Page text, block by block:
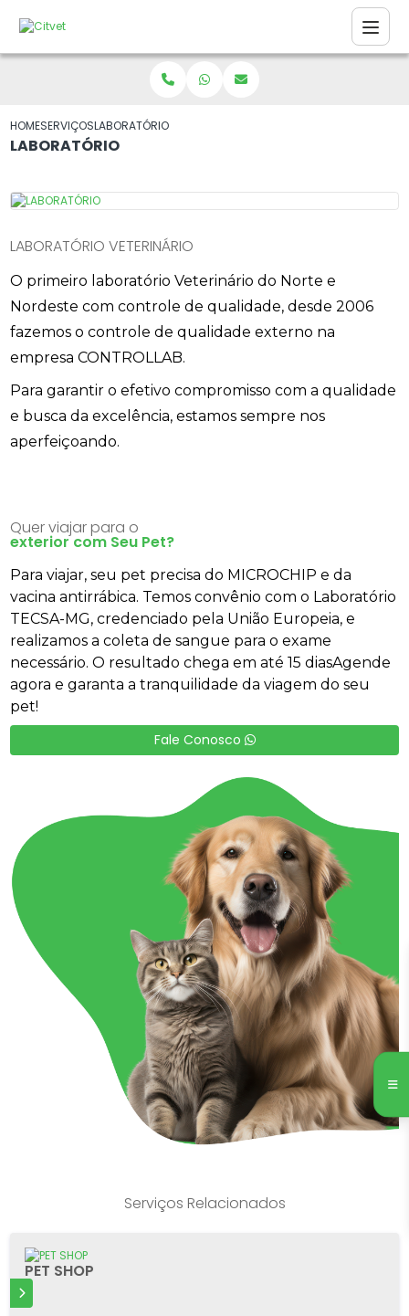
HOMESERVIÇOSLABORATÓRIO
LABORATÓRIO
LABORATÓRIO VETERINÁRIO
O primeiro laboratório Veterinário do Norte e
Nordeste com controle de qualidade, desde 2006
fazemos o controle de qualidade externo na
empresa CONTROLLAB.
Para garantir o efetivo compromisso com a qualidade
e busca da excelência, estamos sempre nos
aperfeiçoando.
Quer viajar para o
exterior com Seu Pet?
Para viajar, seu pet precisa do MICROCHIP e da
vacina antirrábica. Temos convênio com o Laboratório
TECSA-MG, credenciado pela União Europeia, e
realizamos a coleta de sangue para o exame
necessário. O resultado chega em até 15 diasAgende
agora e garanta a tranquilidade da viagem do seu
pet!
Fale Conosco
Serviços Relacionados
PET SHOP